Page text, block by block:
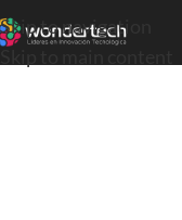
Skip to navigation